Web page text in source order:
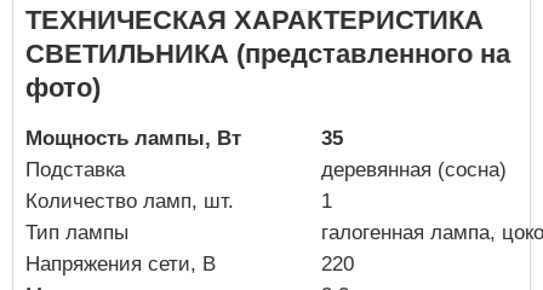
ТЕХНИЧЕСКАЯ ХАРАКТЕРИСТИКА
СВЕТИЛЬНИКА (представленного на
фото)
Мощность лампы, Вт
35
Подставка
деревянная (сосна)
Количество ламп, шт.
1
Тип лампы
галогенная лампа,
Напряжения сети, В
220